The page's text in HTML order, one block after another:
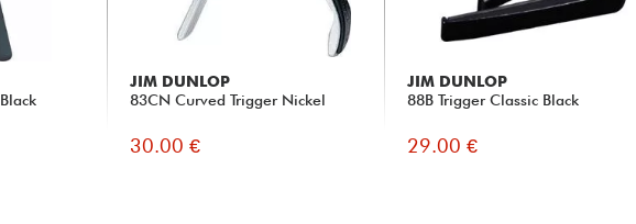
JIM DUNLOP
83CN Curved Trigger Nickel
30.00 €
JIM DUNLOP
88B Trigger Classic Black
29.00 €